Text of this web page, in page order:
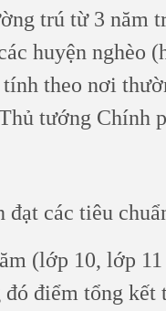
trú từ 3 năm
huyện nghèo
theo nơi
tướng Chính
các tiêu
(lớp 10, lớp
điểm tổng kết